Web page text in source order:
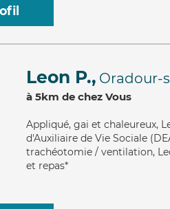
Leon P., Oradour-
à 5km de chez Vous
Appliqué, gai et chaleureux,
d'Auxiliaire de Vie Sociale
trachéotomie / ventilation,
et repas*